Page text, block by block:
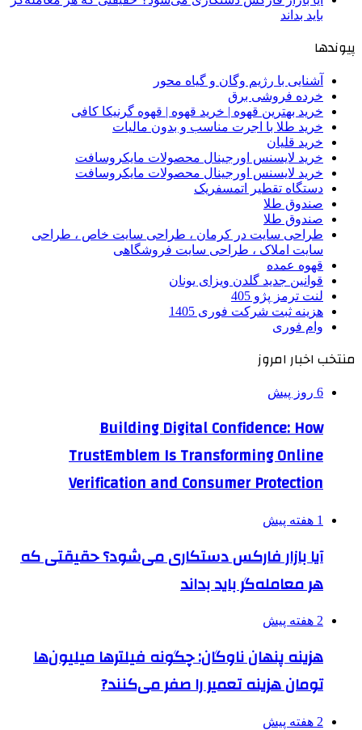
باید بداند
پیوندها
آشنایی با رژیم وگان و گیاه محور
خرده فروشی برق
خرید بهترین قهوه | خرید قهوه | قهوه گرنیکا کافی
خرید طلا با اجرت مناسب و بدون مالیات
خرید قلیان
خرید لایسنس اورجینال محصولات مایکروسافت
خرید لایسنس اورجینال محصولات مایکروسافت
دستگاه تقطیر اتمسفریک
صندوق طلا
صندوق طلا
طراحی سایت در کرمان ، طراحی سایت خاص ، طراحی
سایت املاک ، طراحی سایت فروشگاهی
قهوه عمده
قوانین جدید گلدن ویزای یونان
لنت ترمز پژو 405
هزینه ثبت شرکت فوری 1405
وام فوری
منتخب اخبار امروز
6 روز پیش
Building Digital Confidence: How
TrustEmblem Is Transforming Online
Verification and Consumer Protection
1 هفته پیش
آیا بازار فارکس دستکاری می‌شود؟ حقیقتی که
هر معامله‌گر باید بداند
2 هفته پیش
هزینه پنهان ناوگان: چگونه فیلترها میلیون‌ها
تومان هزینه تعمیر را صفر می‌کنند?
2 هفته پیش